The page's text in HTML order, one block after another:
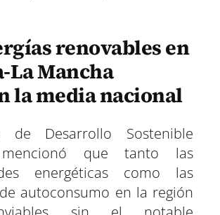
renovables en
La Mancha
la media nacional
Desarrollo Sostenible
que tanto las
energéticas como las
autoconsumo en la región